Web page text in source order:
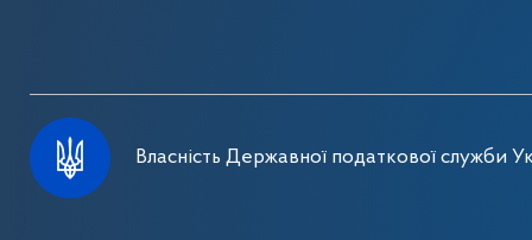
Власність Державної податкової служби